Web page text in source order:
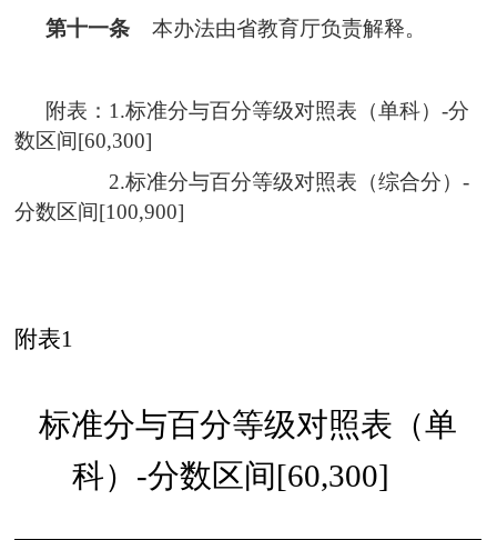
第十一条 本办法由省教育厅负责解释。
附表：1.标准分与百分等级对照表（单科）-分
数区间[60,300]
2.标准分与百分等级对照表（综合分）-
分数区间[100,900]
附表1
标准分与百分等级对照表（单
科）-分数区间[60,300]